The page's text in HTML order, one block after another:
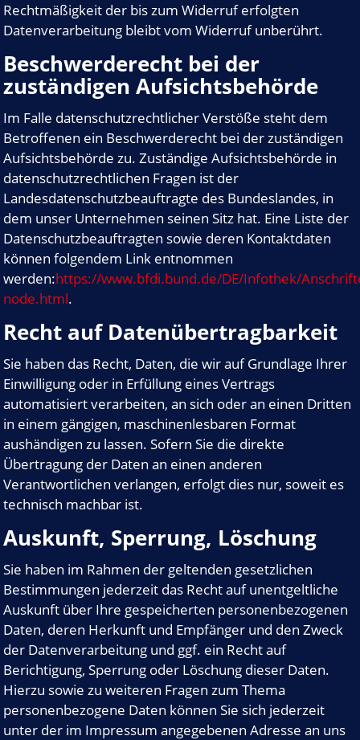
Rechtmäßigkeit der bis zum Widerruf erfolgten
Datenverarbeitung bleibt vom Widerruf unberührt.
Beschwerderecht bei der
zuständigen Aufsichtsbehörde
Im Falle datenschutzrechtlicher Verstöße steht dem
Betroffenen ein Beschwerderecht bei der zuständigen
Aufsichtsbehörde zu. Zuständige Aufsichtsbehörde in
datenschutzrechtlichen Fragen ist der
Landesdatenschutzbeauftragte des Bundeslandes, in
dem unser Unternehmen seinen Sitz hat. Eine Liste der
Datenschutzbeauftragten sowie deren Kontaktdaten
können folgendem Link entnommen
werden:https://www.bfdi.bund.de/DE/Infothek/
node.html.
Recht auf Datenübertragbarkeit
Sie haben das Recht, Daten, die wir auf Grundlage Ihrer
Einwilligung oder in Erfüllung eines Vertrags
automatisiert verarbeiten, an sich oder an einen Dritten
in einem gängigen, maschinenlesbaren Format
aushändigen zu lassen. Sofern Sie die direkte
Übertragung der Daten an einen anderen
Verantwortlichen verlangen, erfolgt dies nur, soweit es
technisch machbar ist.
Auskunft, Sperrung, Löschung
Sie haben im Rahmen der geltenden gesetzlichen
Bestimmungen jederzeit das Recht auf unentgeltliche
Auskunft über Ihre gespeicherten personenbezogenen
Daten, deren Herkunft und Empfänger und den Zweck
der Datenverarbeitung und ggf. ein Recht auf
Berichtigung, Sperrung oder Löschung dieser Daten.
Hierzu sowie zu weiteren Fragen zum Thema
personenbezogene Daten können Sie sich jederzeit
unter der im Impressum angegebenen Adresse an uns